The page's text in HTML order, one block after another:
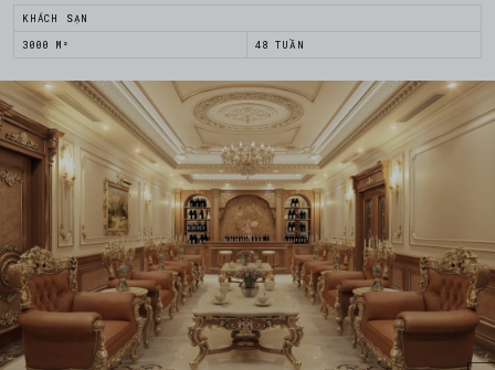
KHÁCH SẠN
3000 M² 48 TUẦN